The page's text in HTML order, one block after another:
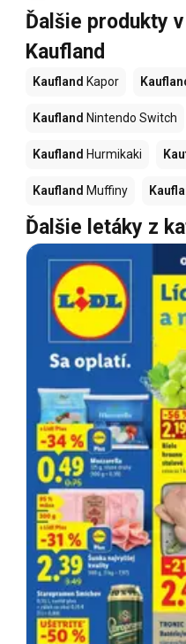
Ďalšie produkty
Kaufland
Kaufland Kapor
Kaufland Nintendo Switch
Kaufland Hurmikaki
Kaufland Muffiny
Ďalšie letáky z